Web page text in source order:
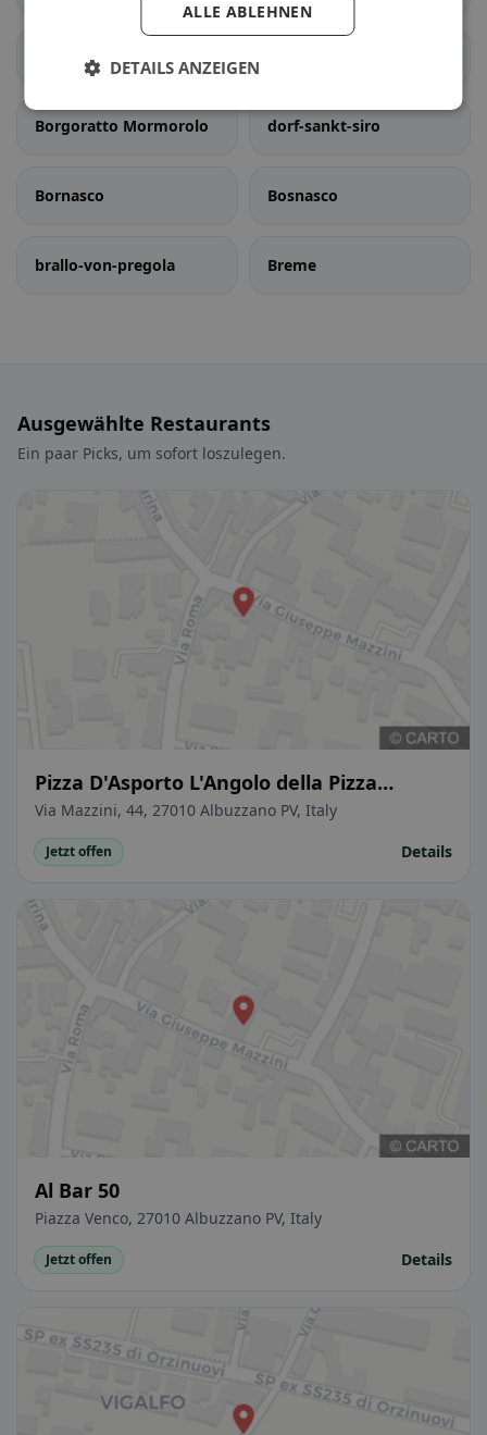
Borgarello
Borgoratto Mormorolo dorf-sankt-siro
Bornasco Bosnasco
brallo-von-pregola Breme
Ausgewählte Restaurants
Ein paar Picks, um sofort loszulegen.
Pizza D'Asporto L'Angolo della Pizza
Gastronomia
Via Mazzini, 44, 27010 Albuzzano PV, Italy
Jetzt offen Details
Al Bar 50
Piazza Venco, 27010 Albuzzano PV, Italy
Jetzt offen Details
ALLE ABLEHNEN
DETAILS ANZEIGEN